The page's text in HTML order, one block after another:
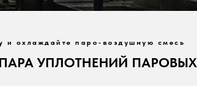
и охлаждайте паро-воздушную смесь
УПЛОТНЕНИЙ ПАРОВЫХ